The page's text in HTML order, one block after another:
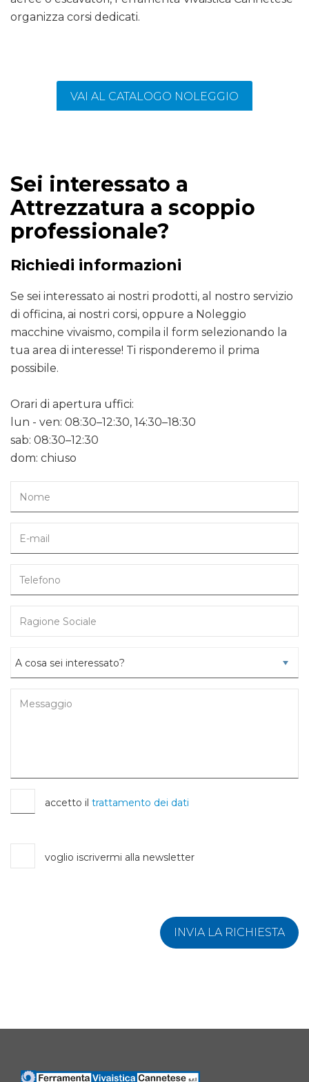
organizza corsi dedicati.
VAI AL CATALOGO NOLEGGIO
Sei interessato a
Attrezzatura a scoppio
professionale?
Richiedi informazioni
Se sei interessato ai nostri prodotti, al nostro servizio
di officina, ai nostri corsi, oppure a Noleggio
macchine vivaismo, compila il form selezionando la
tua area di interesse! Ti risponderemo il prima
possibile.
Orari di apertura uffici:
lun - ven: 08:30–12:30, 14:30–18:30
sab: 08:30–12:30
dom: chiuso
accetto il trattamento dei dati
voglio iscrivermi alla newsletter
INVIA LA RICHIESTA